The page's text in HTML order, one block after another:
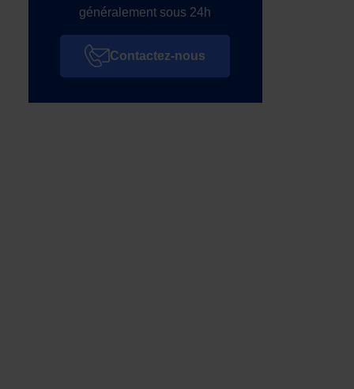
généralement sous 24h
Contactez-nous